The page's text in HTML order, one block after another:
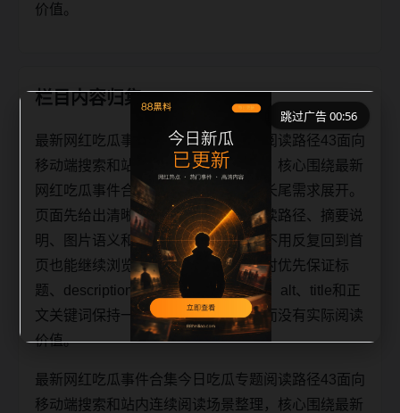
价值。
栏目内容归集
最新网红吃瓜事件合集今日吃瓜专题阅读路径43面向
移动端搜索和站内连续阅读场景整理，核心围绕最新
网红吃瓜事件合集、今日吃瓜和相关长尾需求展开。
页面先给出清晰主题，再补充专题阅读路径、摘要说
明、图片语义和可点击入口，让用户不用反复回到首
页也能继续浏览同类内容。每日更新时优先保证标
题、description、canonical、主题图、alt、title和正
文关键词保持一致，避免只替换词语而没有实际阅读
价值。
最新网红吃瓜事件合集今日吃瓜专题阅读路径43面向
移动端搜索和站内连续阅读场景整理，核心围绕最新
跳过广告 00:56